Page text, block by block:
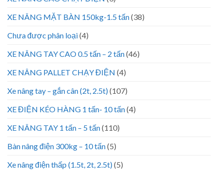
XE NÂNG MẶT BÀN 150kg-1.5 tấn(38)
Chưa được phân loại(4)
XE NÂNG TAY CAO 0.5 tấn – 2 tấn(46)
XE NÂNG PALLET CHẠY ĐIỆN (4)
Xe nâng tay – gắn cân (2t, 2.5t)(107)
XE ĐIỆN KÉO HÀNG 1 tấn- 10 tấn(4)
XE NÂNG TAY 1 tấn – 5 tấn(110)
Bàn nâng điện 300kg – 10 tấn(5)
Xe nâng điện thấp (1.5t, 2t, 2.5t)(5)